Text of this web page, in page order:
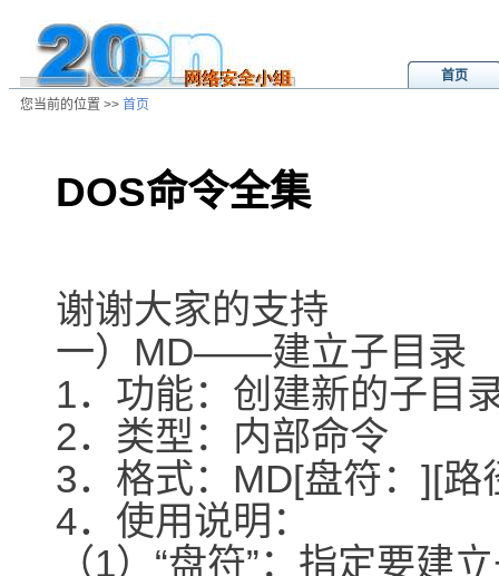
首页
您当前的位置 >> 首页
DOS命令全集
谢谢大家的支持
一）MD――建立子目录
1．功能：创建新的子目
2．类型：内部命令
3．格式：MD[盘符：][路
4．使用说明：
（1）“盘符”：指定要建